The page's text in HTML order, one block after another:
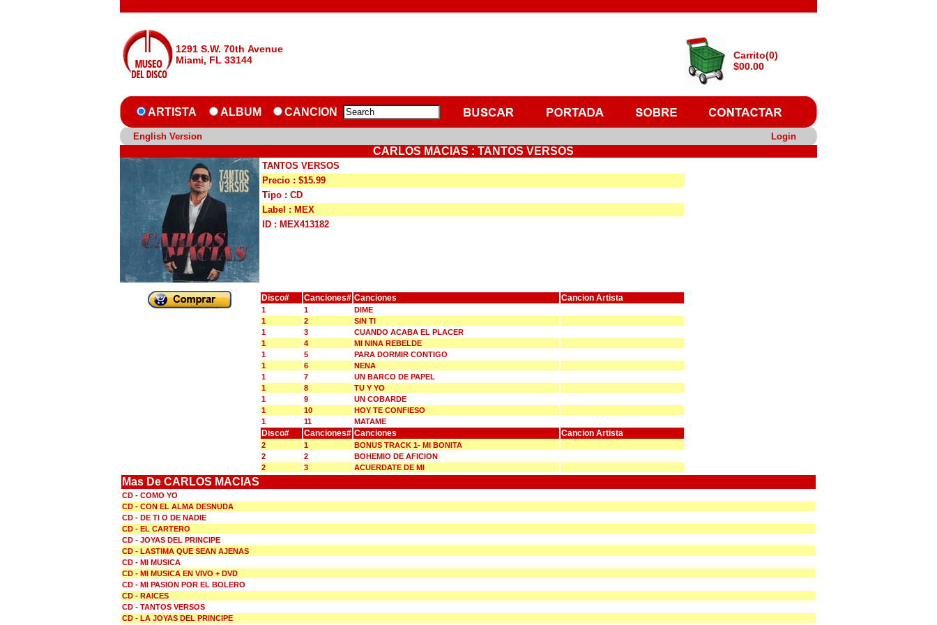
1291 S.W. 70th Avenue
Miami, FL 33144
Carrito(0)
$00.00
ARTISTA ALBUM CANCION
English Version Login
CARLOS MACIAS : TANTOS VERSOS
TANTOS VERSOS
Precio : $15.99
Tipo : CD
Label : MEX
ID : MEX413182
Disco# Canciones# Canciones Cancion Artista
1 1
DIME
1
2
SIN TI
1
3
CUANDO ACABA EL PLACER
1
4
MI NINA REBELDE
1
5
PARA DORMIR CONTIGO
1
6
NENA
1
7
UN BARCO DE PAPEL
1
8
TU Y YO
1
9
UN COBARDE
1
10
HOY TE CONFIESO
1
11 MATAME
Disco# Canciones# Canciones Cancion Artista
2 1
BONUS TRACK 1- MI BONITA
2
2
BOHEMIO DE AFICION
2
3 ACUERDATE DE MI
Mas De CARLOS MACIAS
CD - COMO YO
CD - CON EL ALMA DESNUDA
CD - DE TI O DE NADIE
CD - EL CARTERO
CD - JOYAS DEL PRINCIPE
CD - LASTIMA QUE SEAN AJENAS
CD - MI MUSICA
CD - MI MUSICA EN VIVO + DVD
CD - MI PASION POR EL BOLERO
CD - RAICES
CD - TANTOS VERSOS
CD - LA JOYAS DEL PRINCIPE